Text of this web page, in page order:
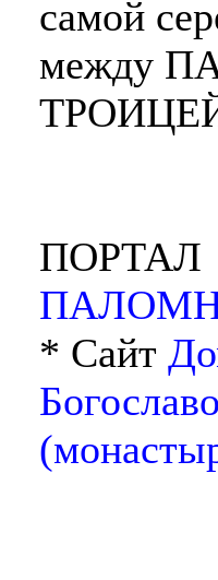
самой
между
ПОРТАЛ
* Сайт